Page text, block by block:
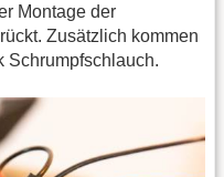
Montage der
Zusätzlich kommen
Schrumpfschlauch.